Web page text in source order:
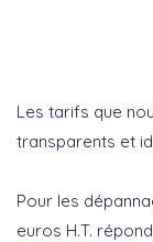
Les tarifs que
transparents et
Pour les
euros H.T.